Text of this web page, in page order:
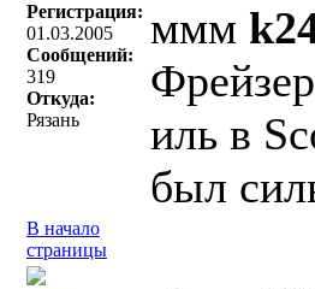
Регистрация:
01.03.2005
Сообщений:
319
Откуда:
Рязань
ммм
иль в
был
В начало
страницы